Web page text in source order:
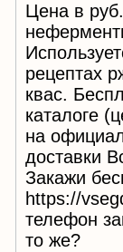
Цена в
рецептах
квас.
каталоге
на
доставки
Закажи
https://
телефон
то же?